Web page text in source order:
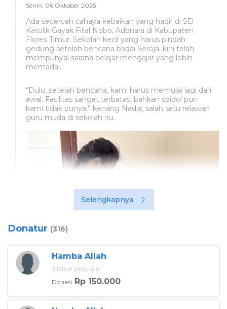
Senin, 06 Oktober 2025
Ada secercah cahaya kebaikan yang hadir di SD
Katolik Gayak Filial Nobo, Adonara di Kabupaten
Flores Timur. Sekolah kecil yang harus pindah
gedung setelah bencana badai Seroja, kini telah
mempunyai sarana belajar mengajar yang lebih
memadai.
“Dulu, setelah bencana, kami harus memulai lagi dari
awal. Fasilitas sangat terbatas, bahkan spidol pun
kami tidak punya,” kenang Nadia, salah satu relawan
guru muda di sekolah itu.
Meski tahun lalu mereka sempat mendapat infocus
Selengkapnya
Donatur (316)
Hamba Allah
3 tahun yang lalu
Donasi Rp 150.000